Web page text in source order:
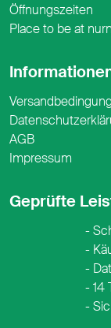
Öffnungszeiten
Place to be at
AGB
Impressum
Geprüfte
14